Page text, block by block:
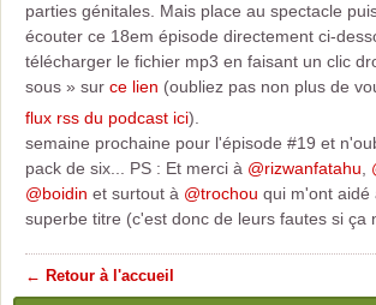
parties génitales. Mais place au spectacle
écouter ce 18em épisode directement ci-
télécharger le fichier mp3 en faisant un clic
sous » sur ce lien (oubliez pas non plus de
flux rss du podcast ici).
semaine prochaine pour l'épisode #19 et
pack de six... PS : Et merci à @rizwanfatahu
@boidin et surtout à @trochou qui m'ont aidé
superbe titre (c'est donc de leurs fautes si ça
← Retour à l'accueil